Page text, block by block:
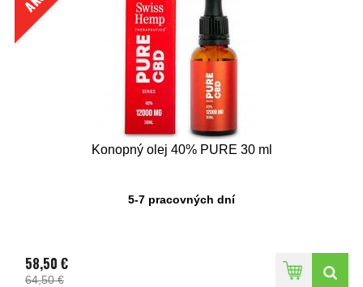
Konopný olej 40% PURE 30 ml
5-7 pracovných dní
58,50 €
64,50 €